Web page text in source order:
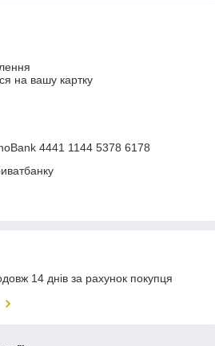
на вашу картку
4441 1144 5378 6178
14 днів за рахунок покупця